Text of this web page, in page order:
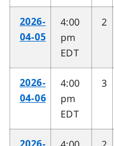
2026-
04-05
4:00
pm
EDT
2
2026-
04-06
4:00
pm
EDT
3